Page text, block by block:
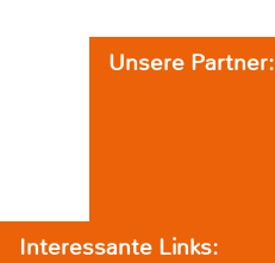
Unsere Partner:
Interessante Links: